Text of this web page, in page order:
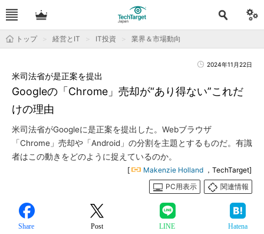
トップ 経営とIT IT投資 業界＆市場動向
2024年11月22日
Googleの「Chrome」売却が“あり得ない”これだ
けの理由
米司法省が是正案を提出
米司法省がGoogleに是正案を提出した。Webブラウザ
「Chrome」売却や「Android」の分割を主題とするものだ。有識
者はこの動きをどのように捉えているのか。
[ Makenzie Holland ，TechTarget]
PC用表示
関連情報
Share Post LINE Hatena